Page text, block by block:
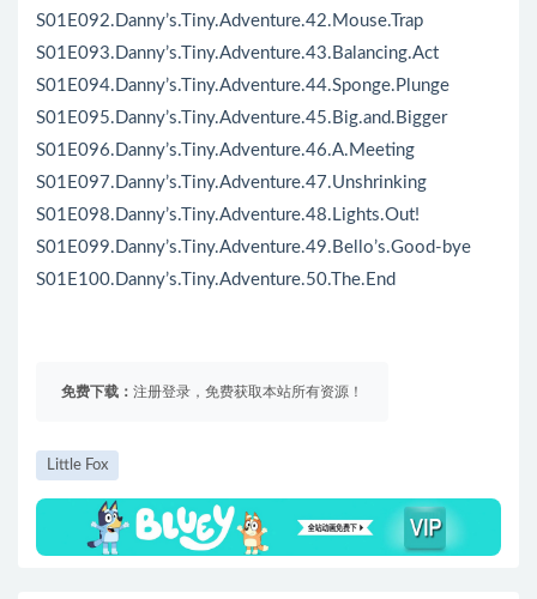
S01E092.Danny’s.Tiny.Adventure.42.Mouse.Trap
S01E093.Danny’s.Tiny.Adventure.43.Balancing.Act
S01E094.Danny’s.Tiny.Adventure.44.Sponge.Plunge
S01E095.Danny’s.Tiny.Adventure.45.Big.and.Bigger
S01E096.Danny’s.Tiny.Adventure.46.A.Meeting
S01E097.Danny’s.Tiny.Adventure.47.Unshrinking
S01E098.Danny’s.Tiny.Adventure.48.Lights.Out!
S01E099.Danny’s.Tiny.Adventure.49.Bello’s.Good-bye
S01E100.Danny’s.Tiny.Adventure.50.The.End
免费下载： 注册登录，免费获取本站所有资源！
Little Fox